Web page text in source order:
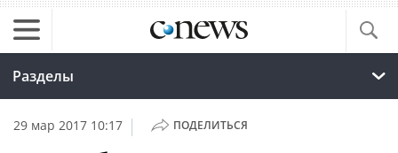
Разделы
29 мар 2017 10:17 | ПОДЕЛИТЬСЯ